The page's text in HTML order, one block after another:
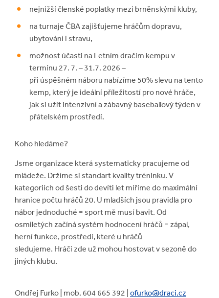
nejnižší členské poplatky mezi brněnskými kluby,
na turnaje ČBA zajišťujeme hráčům dopravu,
ubytování i stravu,
možnost účasti na Letním dračím kempu v
termínu 27. 7. – 31.7. 2026 –
při úspěšném náboru nabízíme 50% slevu na tento
kemp, který je ideální příležitostí pro nové hráče,
jak si užít intenzivní a zábavný baseballový týden v
přátelském prostředí.
Koho hledáme?
Jsme organizace která systematicky pracujeme od
mládeže. Držíme si standart kvality tréninku. V
kategoriích od šesti do devíti let míříme do maximální
hranice počtu hráčů 20. U mladších jsou pravidla pro
nábor jednoduché = sport mě musí bavit. Od
osmiletých začíná systém hodnocení hráčů = zápal,
herní funkce, prostředí, které u hráčů
sledujeme. Hráči zde už mohou hostovat v sezoně do
jiných klubu.
Ondřej Furko | mob. 604 665 392 | ofurko@draci.cz